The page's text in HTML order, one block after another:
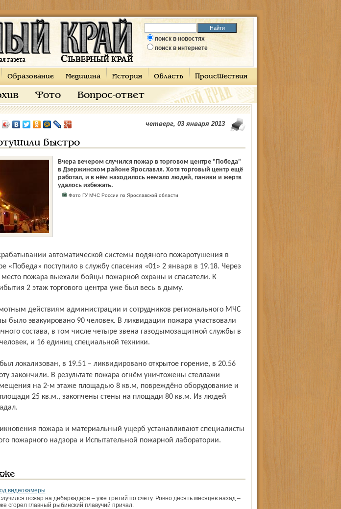
поиск в новостях
поиск в интернете
Образование Медицина История Область Происшествия
Фото Вопрос-ответ
четверг, 03 января 2013
быстро
Вчера вечером случился пожар в торговом центре "Победа"
в Дзержинском районе Ярославля. Хотя торговый центр ещё
работал, и в нём находилось немало людей, паники и жертв
удалось избежать.
Фото ГУ МЧС России по Ярославской области
«Победа» поступило в службу спасения «01» 2 января в 19.18. Через
пожара выехали бойцы пожарной охраны и спасатели. К
2 этаж торгового центра уже был весь в дыму.
было эвакуировано 90 человек. В ликвидации пожара участвовали
состава, в том числе четыре звена газодымозащитной службы в
и 16 единиц специальной техники.
закончили. В результате пожара огнём уничтожены стеллажи
на 2-м этаже площадью 8 кв.м, повреждёно оборудование и
25 кв.м., закопчены стены на площади 80 кв.м. Из людей
пожарного надзора и Испытательной пожарной лаборатории.
видеокамеры
пожар на дебаркадере – уже третий по счёту. Ровно десять месяцев назад –
сгорел главный рыбинский плавучий причал.